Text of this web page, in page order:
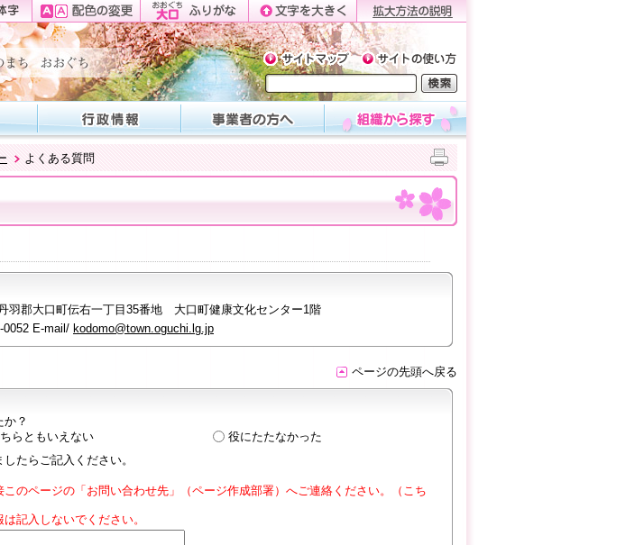
よくある質問
羽郡大口町伝右一丁目35番地 大口町健康文化センター1階
0052 E-mail/ kodomo@town.oguchi.lg.jp
ページの先頭へ戻る
？
らともいえない
役にたたなかった
たらご記入ください。
のページの「お問い合わせ先」（ページ作成部署）へご連絡ください。（こち
記入しないでください。